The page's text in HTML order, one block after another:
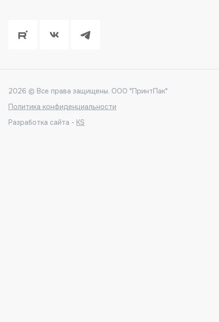
2026 © Все права защищены. ООО "ПринтПак"
Политика конфиденциальности
Разработка сайта - KS